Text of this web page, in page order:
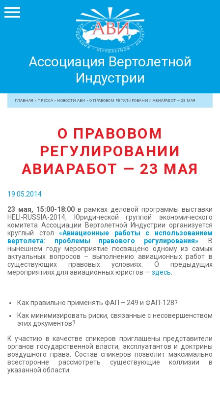
Ассоциация Вертолетной
Индустрии
Вертолетной
Индустрии
+7 499 755 99 29
ЧЛЕНЫ АВИ
МЕРОПРИЯТИЯ
ПРОФЕССИОНАЛАМ
ПРЕССА
МЕДИА
КОНТАКТЫ
ГЛАВНАЯ » ПРЕССА » НОВОСТИ АВИ » О ПРАВОВОМ РЕГУЛИРОВАНИИ АВИАРАБОТ — 23 МАЯ
О ПРАВОВОМ
РЕГУЛИРОВАНИИ
АВИАРАБОТ — 23 МАЯ
19.05.2014
23 мая, 15:00-18:00 в рамках деловой программы выставки
HELI-RUSSIA-2014, Юридической группой экономического
комитета Ассоциации Вертолетной Индустрии организуется
круглый стол«Авиационные работы с использованием
вертолета: проблемы правового регулирования». В
нынешнем году мероприятие посвящено одному из самых
актуальных вопросов – выполнению авиационных работ в
существующих правовых условиях. О предыдущих
мероприятиях для авиационных юристов — здесь
Как правильно применять ФАП – 249 и ФАП-128?
Как минимизировать риски, связанные с несовершенством
этих документов?
К участию в качестве спикеров приглашены представители
органов государственной власти, эксплуатантов и доктрины
воздушного права. Состав спикеров позволит максимально
всесторонне рассмотреть существующие коллизии в
указанной области.